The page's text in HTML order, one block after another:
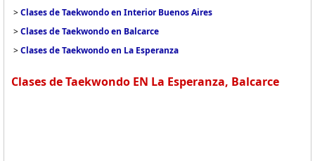
>Clases de Taekwondo en Interior Buenos Aires
>Clases de Taekwondo en Balcarce
>Clases de Taekwondo en La Esperanza
Clases de Taekwondo EN La Esperanza, Balcarce